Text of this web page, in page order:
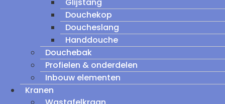
Douchekop
Doucheslang
Handdouche
Douchebak
Profielen & onderdelen
Inbouw elementen
Kranen